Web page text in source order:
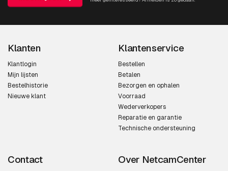
Type beeldsensor
Progressive scan
Lenssysteem
3,7 mm
Maximum resolutie 1280 x 720 Pixels
Klanten
Klantlogin
Mijn lijsten
Bestelhistorie
Nieuwe klant
Klantenservice
Bestellen
Betalen
Bezorgen en ophalen
Voorraad
Wederverkopers
Reparatie en garantie
Technische ondersteuning
Contact Over NetcamCenter